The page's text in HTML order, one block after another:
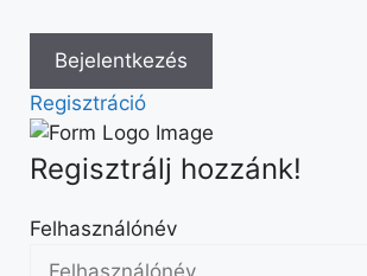
Regisztráció
Regisztrálj hozzánk!
Felhasználónév